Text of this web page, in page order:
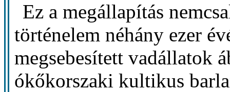
Ez a megállapítás
történelem néhány ezer
megsebesített vadállatok
ókőkorszaki kultikus